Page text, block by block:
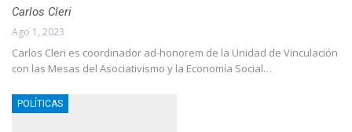
Carlos Cleri
Ago 1, 2023
Carlos Cleri es coordinador ad-honorem de la Unidad de Vinculación
con las Mesas del Asociativismo y la Economía Social…
POLÍTICAS